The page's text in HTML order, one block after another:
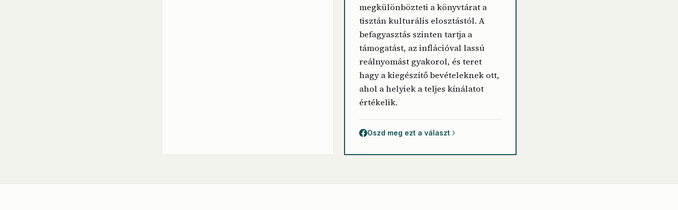
megkülönbözteti a könyvtárat a
tisztán kulturális elosztástól. A
befagyasztás szinten tartja a
támogatást, az inflációval lassú
reálnyomást gyakorol, és teret
hagy a kiegészítő bevételeknek ott,
ahol a helyiek a teljes kínálatot
értékelik.
Oszd meg ezt a választ